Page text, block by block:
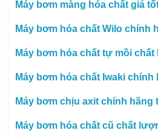
Máy bơm màng hóa chất giá
Máy bơm hóa chất Wilo chính
Máy bơm hóa chất tự mồi
Máy bơm hóa chất Iwaki chính
Máy bơm chịu axit chính hãng
Máy bơm hóa chất cũ chất